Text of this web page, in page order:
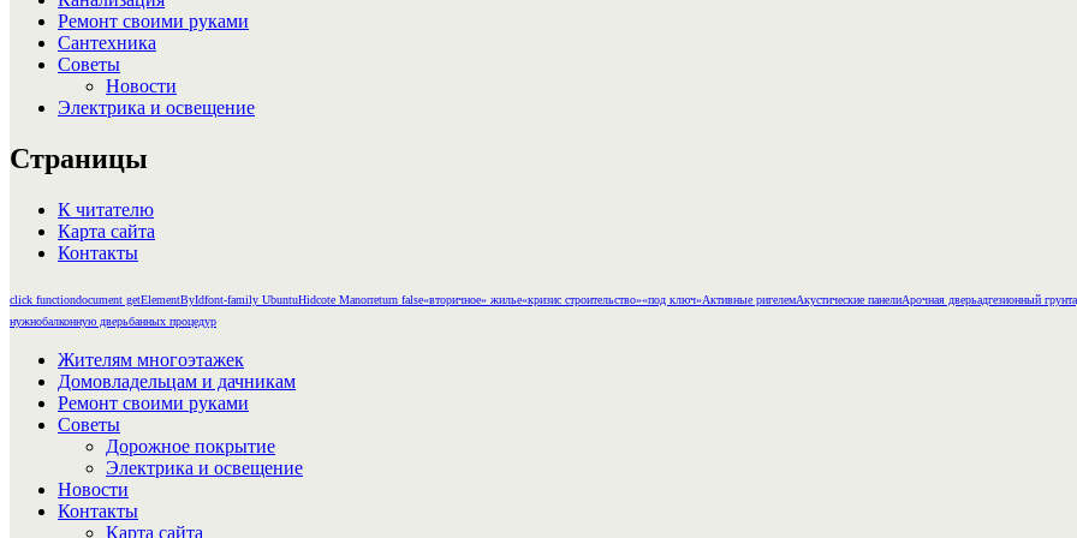
Ремонт своими руками
Сантехника
Советы
Новости
Электрика и освещение
Страницы
К читателю
Карта сайта
Контакты
click functiondocument getElementByIdfont-family UbuntuHidcote Manorreturn false«вторичное» жилье«кризис строительство»«под ключ»Активные ригелемАкустические панелиАрочная дверьадгезионный грунт
нужнобалконную дверьбанных процедур
Жителям многоэтажек
Домовладельцам и дачникам
Ремонт своими руками
Советы
Дорожное покрытие
Электрика и освещение
Новости
Контакты
Карта сайта